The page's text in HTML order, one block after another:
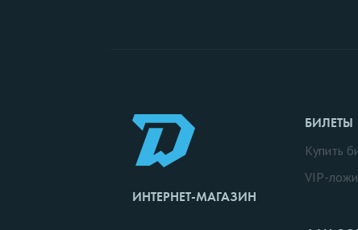
ИНТЕРНЕТ-МАГАЗИН
БИЛЕТЫ
Купить
VIP-ложи